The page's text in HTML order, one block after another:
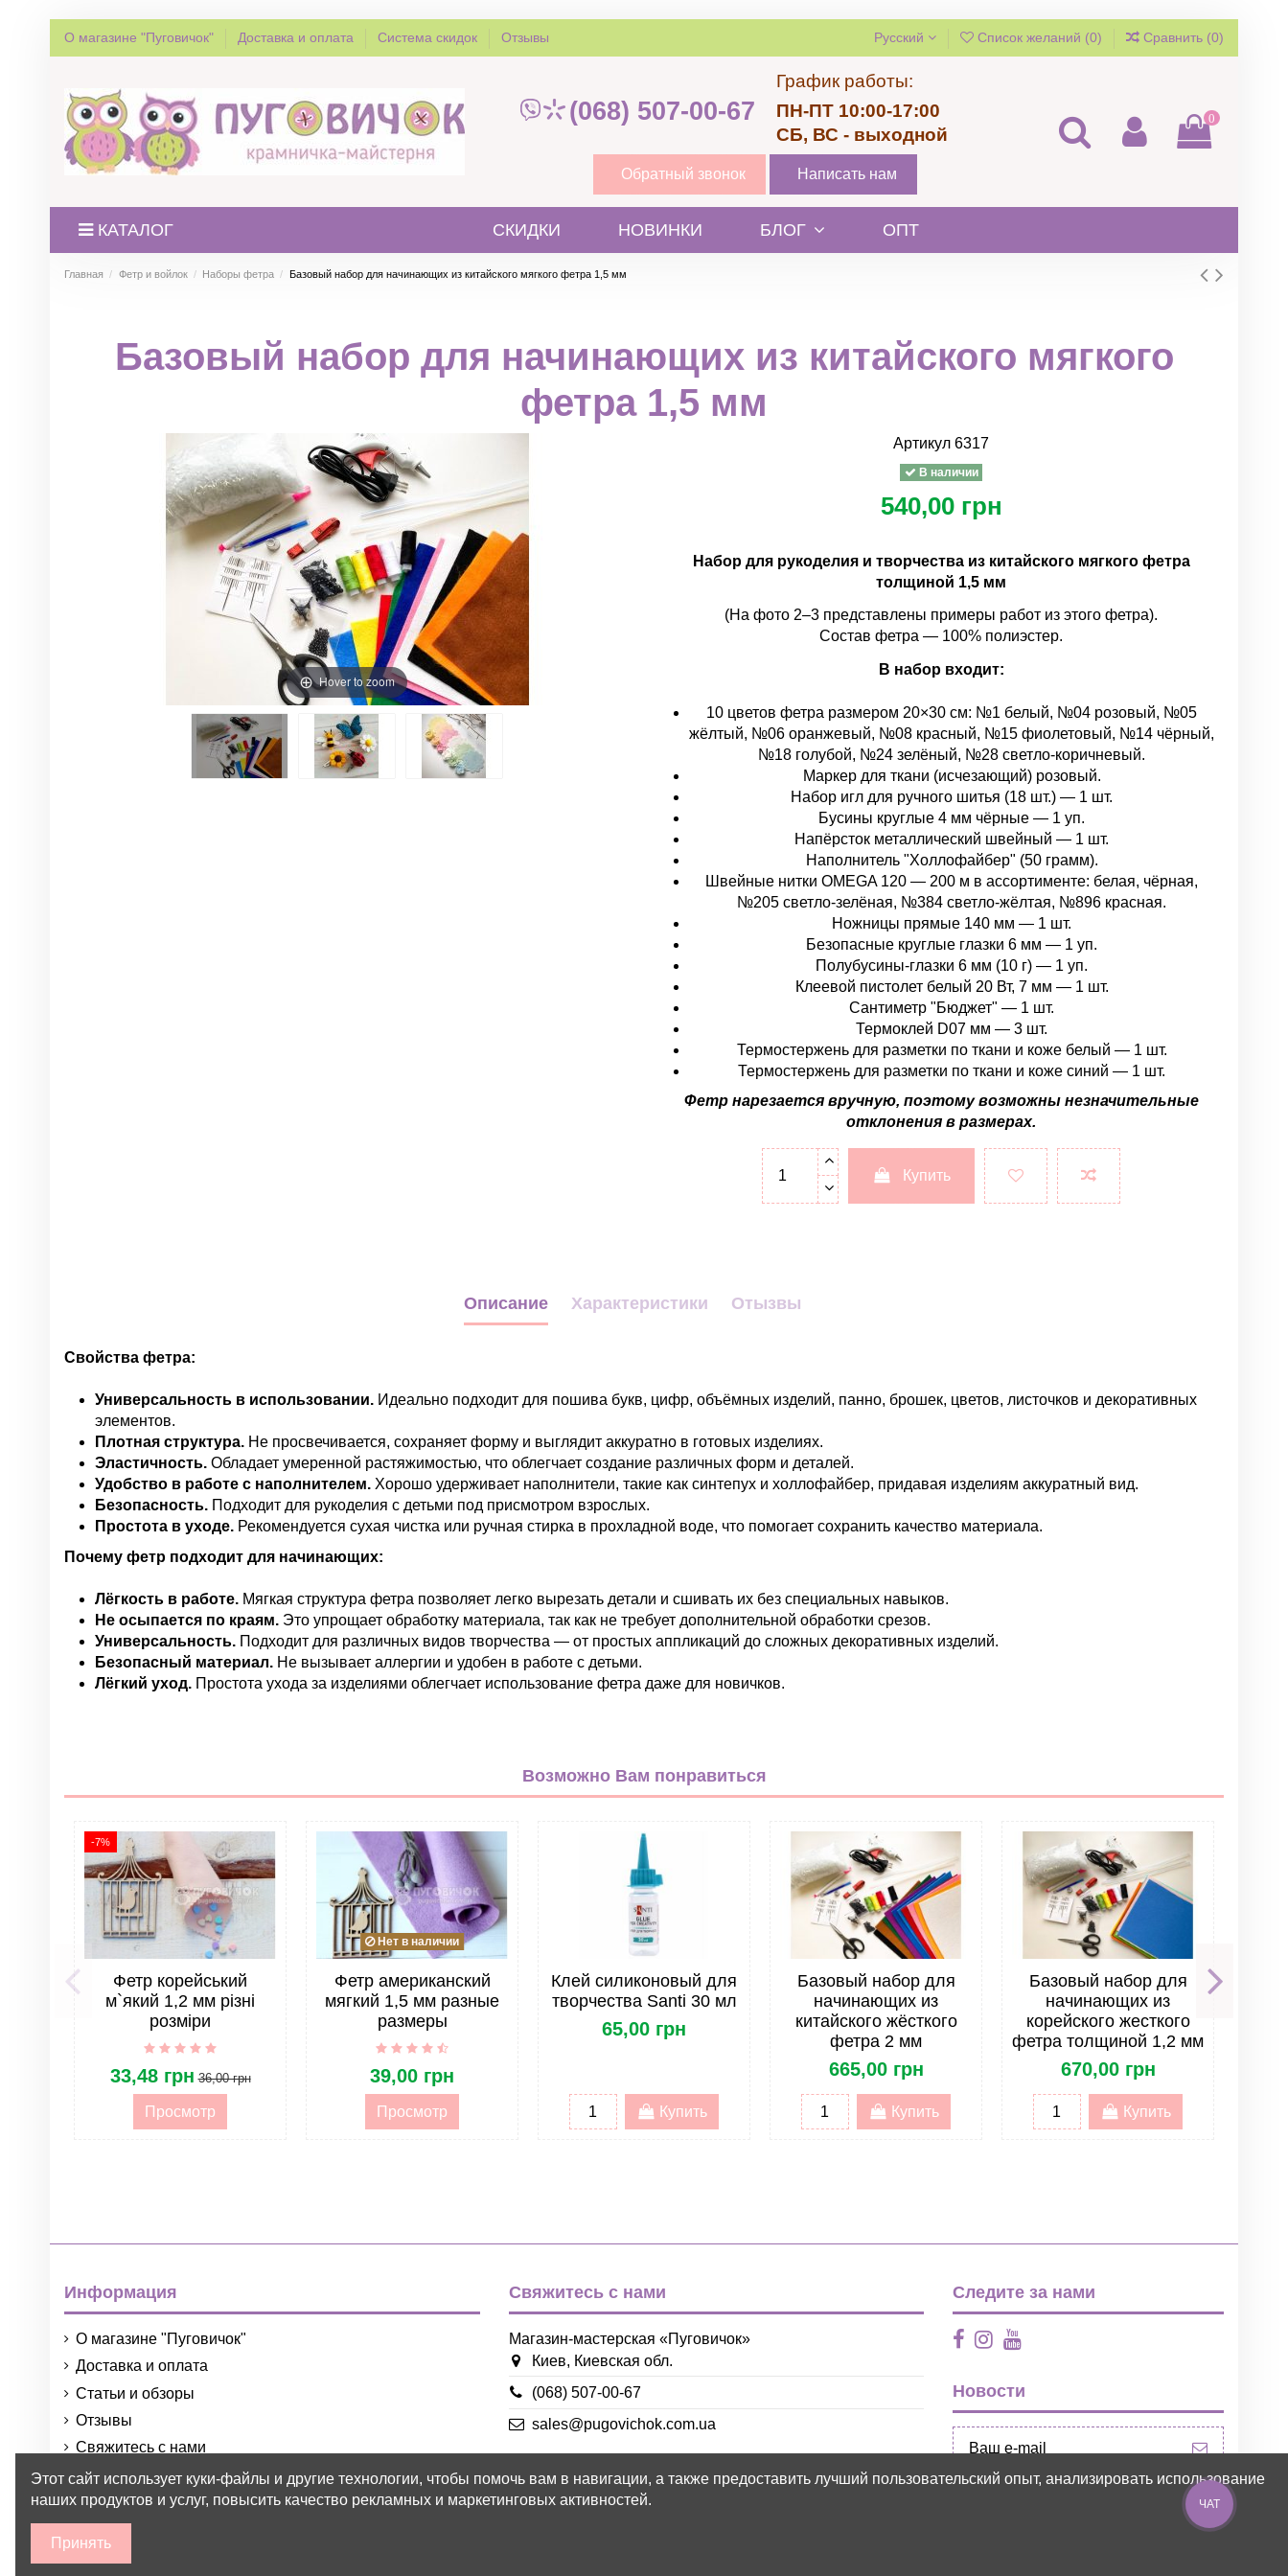
О магазине "Пуговичок" Доставка и оплата Система скидок Отзывы Русский Список желаний (0) Сравнить (0)
(068) 507-00-67
График работы:
ПН-ПТ 10:00-17:00
СБ, ВС - выходной
Обратный звонок Написать нам
0
КАТАЛОГ СКИДКИ НОВИНКИ БЛОГ ОПТ
Главная Фетр и войлок Наборы фетра Базовый набор для начинающих из китайского мягкого фетра 1,5 мм
Базовый набор для начинающих из китайского мягкого
фетра 1,5 мм
Hover to zoom
Артикул 6317
В наличии
540,00 грн
Набор для рукоделия и творчества из китайского мягкого фетра
толщиной 1,5 мм
(На фото 2–3 представлены примеры работ из этого фетра).
Состав фетра — 100% полиэстер.
В набор входит:
10 цветов фетра размером 20×30 см: №1 белый, №04 розовый, №05
жёлтый, №06 оранжевый, №08 красный, №15 фиолетовый, №14 чёрный,
№18 голубой, №24 зелёный, №28 светло-коричневый.
Маркер для ткани (исчезающий) розовый.
Набор игл для ручного шитья (18 шт.) — 1 шт.
Бусины круглые 4 мм чёрные — 1 уп.
Напёрсток металлический швейный — 1 шт.
Наполнитель "Холлофайбер" (50 грамм).
Швейные нитки OMEGA 120 — 200 м в ассортименте: белая, чёрная,
№205 светло-зелёная, №384 светло-жёлтая, №896 красная.
Ножницы прямые 140 мм — 1 шт.
Безопасные круглые глазки 6 мм — 1 уп.
Полубусины-глазки 6 мм (10 г) — 1 уп.
Клеевой пистолет белый 20 Вт, 7 мм — 1 шт.
Сантиметр "Бюджет" — 1 шт.
Термоклей D07 мм — 3 шт.
Термостержень для разметки по ткани и коже белый — 1 шт.
Термостержень для разметки по ткани и коже синий — 1 шт.
Фетр нарезается вручную, поэтому возможны незначительные
отклонения в размерах.
Купить
Описание Характеристики Отызвы
Свойства фетра:
Универсальность в использовании. Идеально подходит для пошива букв, цифр, объёмных изделий, панно, брошек, цветов, листочков и декоративных
элементов.
Плотная структура. Не просвечивается, сохраняет форму и выглядит аккуратно в готовых изделиях.
Эластичность. Обладает умеренной растяжимостью, что облегчает создание различных форм и деталей.
Удобство в работе с наполнителем. Хорошо удерживает наполнители, такие как синтепух и холлофайбер, придавая изделиям аккуратный вид.
Безопасность. Подходит для рукоделия с детьми под присмотром взрослых.
Простота в уходе. Рекомендуется сухая чистка или ручная стирка в прохладной воде, что помогает сохранить качество материала.
Почему фетр подходит для начинающих:
Лёгкость в работе. Мягкая структура фетра позволяет легко вырезать детали и сшивать их без специальных навыков.
Не осыпается по краям. Это упрощает обработку материала, так как не требует дополнительной обработки срезов.
Универсальность. Подходит для различных видов творчества — от простых аппликаций до сложных декоративных изделий.
Безопасный материал. Не вызывает аллергии и удобен в работе с детьми.
Лёгкий уход. Простота ухода за изделиями облегчает использование фетра даже для новичков.
Тип Набор
Страна Китай
Жесткость фетра Мягкий
Возможно Вам понравиться
-7%
Фетр корейський
м`який 1,2 мм різні
розміри
33,48 грн 36,00 грн
Просмотр
Нет в наличии
Фетр американский
мягкий 1,5 мм разные
размеры
39,00 грн
Просмотр
Клей силиконовый для
творчества Santi 30 мл
65,00 грн
Купить
Базовый набор для
начинающих из
китайского жёсткого
фетра 2 мм
665,00 грн
Купить
Базовый набор для
начинающих из
корейского жесткого
фетра толщиной 1,2 мм
670,00 грн
Купить
Информация
О магазине "Пуговичок"
Доставка и оплата
Статьи и обзоры
Отзывы
Свяжитесь с нами
Порядок и условия использования
Свяжитесь с нами
Магазин-мастерская «Пуговичок»
Киев, Киевская обл.
(068) 507-00-67
sales@pugovichok.com.ua
Следите за нами
Новости
2015-2026 © Пуговичок ™
Этот сайт использует куки-файлы и другие технологии, чтобы помочь вам в навигации, а также предоставить лучший пользовательский опыт, анализировать использование
наших продуктов и услуг, повысить качество рекламных и маркетинговых активностей.
Принять
ЧАТ